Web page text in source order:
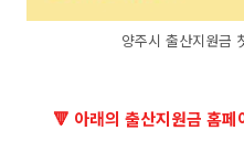
양주시 출산지원금
🔻 아래의 출산지원금 홈